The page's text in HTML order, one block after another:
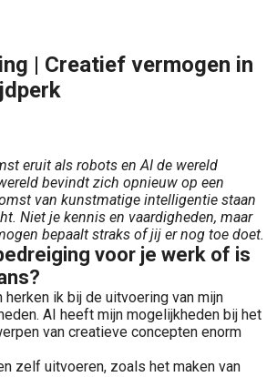
| Creatief vermogen in
eruit als robots en AI de wereld
bevindt zich opnieuw op een
van kunstmatige intelligentie staan
Niet je kennis en vaardigheden, maar
bepaalt straks of jij er nog toe doet.
voor je werk of is
ik bij de uitvoering van mijn
AI heeft mijn mogelijkheden bij het
van creatieve concepten enorm
zelf uitvoeren, zoals het maken van